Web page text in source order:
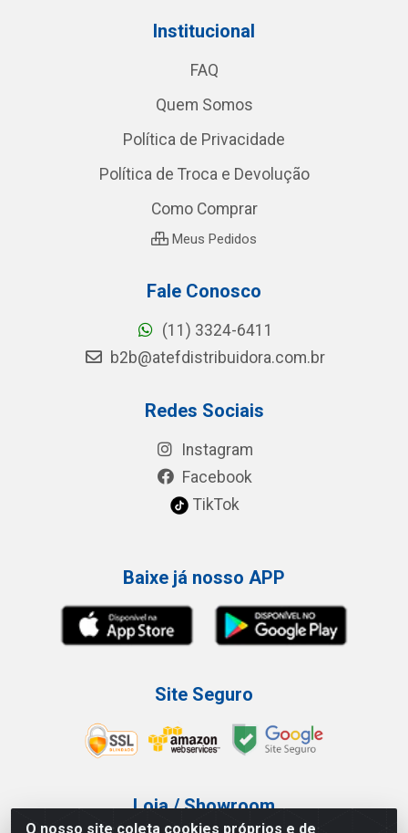
O nosso site coleta cookies próprios e de
Institucional
FAQ
Quem Somos
Política de Privacidade
Política de Troca e Devolução
Como Comprar
Meus Pedidos
Fale Conosco
(11) 3324-6411
b2b@atefdistribuidora.com.br
Redes Sociais
Instagram
Facebook
TikTok
Baixe já nosso APP
Site Seguro
Loja / Showroom